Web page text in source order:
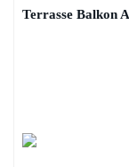
Terrasse Balkon